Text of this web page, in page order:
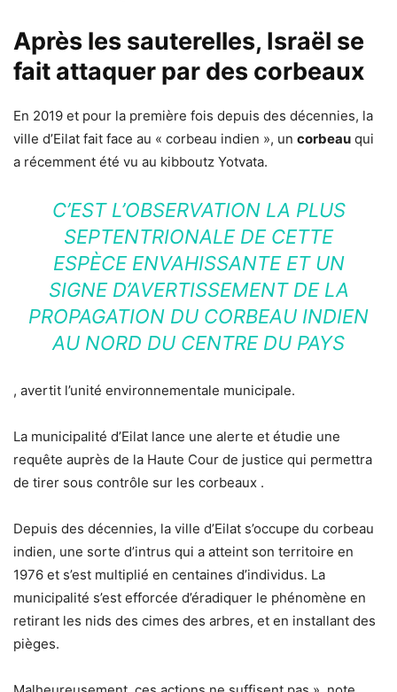
Après les sauterelles, Israël se
fait attaquer par des corbeaux
En 2019 et pour la première fois depuis des décennies, la
ville d’Eilat fait face au « corbeau indien », un corbeau qui
a récemment été vu au kibboutz Yotvata.
C’EST L’OBSERVATION LA PLUS
SEPTENTRIONALE DE CETTE
ESPÈCE ENVAHISSANTE ET UN
SIGNE D’AVERTISSEMENT DE LA
PROPAGATION DU CORBEAU INDIEN
AU NORD DU CENTRE DU PAYS
, avertit l’unité environnementale municipale.
La municipalité d’Eilat lance une alerte et étudie une
requête auprès de la Haute Cour de justice qui permettra
de tirer sous contrôle sur les corbeaux .
Depuis des décennies, la ville d’Eilat s’occupe du corbeau
indien, une sorte d’intrus qui a atteint son territoire en
1976 et s’est multiplié en centaines d’individus. La
municipalité s’est efforcée d’éradiquer le phénomène en
retirant les nids des cimes des arbres, et en installant des
pièges.